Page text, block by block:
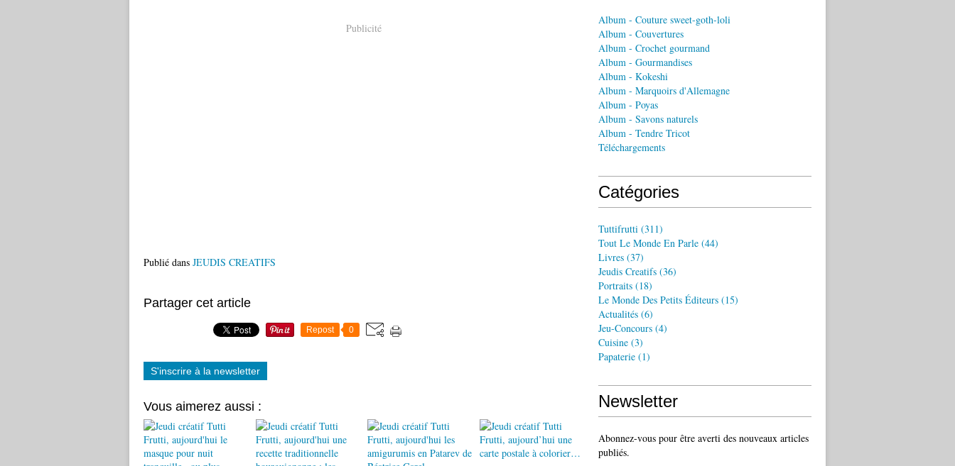
Publicité
Publié dans JEUDIS CREATIFS
Partager cet article
Repost 0
S'inscrire à la newsletter
Vous aimerez aussi :
Album - Couture sweet-goth-loli
Album - Couvertures
Album - Crochet gourmand
Album - Gourmandises
Album - Kokeshi
Album - Marquoirs d'Allemagne
Album - Poyas
Album - Savons naturels
Album - Tendre Tricot
Téléchargements
Catégories
Tuttifrutti (311)
Tout Le Monde En Parle (44)
Livres (37)
Jeudis Creatifs (36)
Portraits (18)
Le Monde Des Petits Éditeurs (15)
Actualités (6)
Jeu-Concours (4)
Cuisine (3)
Papaterie (1)
Newsletter
Abonnez-vous pour être averti des nouveaux articles
publiés.